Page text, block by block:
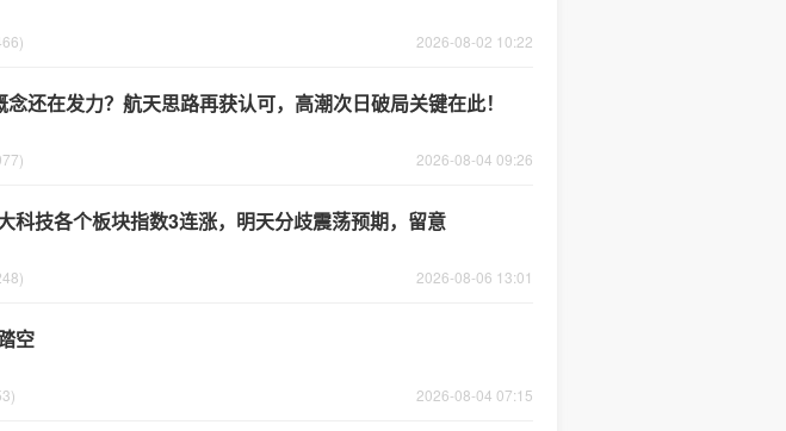
2026-08-02 10:22
还在发力？航天思路再获认可，高潮次日破局关键在此！
2026-08-04 09:26
科技各个板块指数3连涨，明天分歧震荡预期，留意
2026-08-06 13:01
空
2026-08-04 07:15